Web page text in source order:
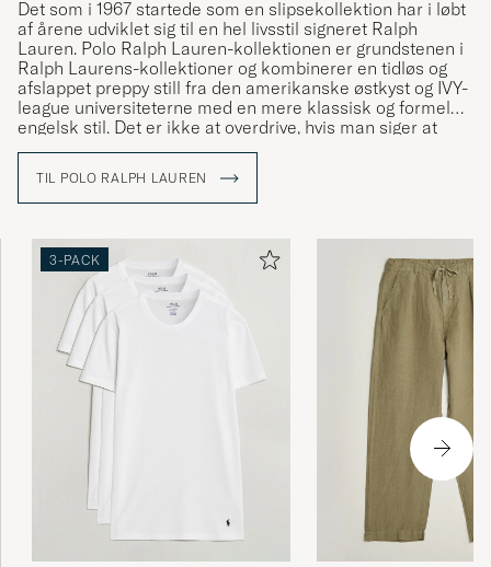
Det som i 1967 startede som en slipsekollektion har i løbt
af årene udviklet sig til en hel livsstil signeret Ralph
Lauren. Polo Ralph Lauren-kollektionen er grundstenen i
Ralph Laurens-kollektioner og kombinerer en tidløs og
afslappet preppy still fra den amerikanske østkyst og IVY-
league universiteterne med en mere klassisk og formel
engelsk stil. Det er ikke at overdrive, hvis man siger at
Ralph Lauren har været med til at definere den
TIL POLO RALPH LAUREN
3-PACK